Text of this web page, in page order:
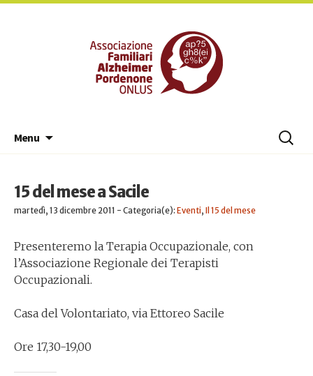
Menu
Ricerca
per:
15 del mese a Sacile
martedì, 13 dicembre 2011 - Categoria(e): Eventi, Il 15 del mese
Presenteremo la Terapia Occupazionale, con
l’Associazione Regionale dei Terapisti
Occupazionali.
Casa del Volontariato, via Ettoreo Sacile
Ore 17,30-19,00